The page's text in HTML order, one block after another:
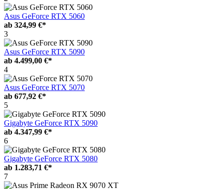
Asus GeForce RTX 5060
ab 324,99 €*
3
Asus GeForce RTX 5090
ab 4.499,00 €*
4
Asus GeForce RTX 5070
ab 677,92 €*
5
Gigabyte GeForce RTX 5090
ab 4.347,99 €*
6
Gigabyte GeForce RTX 5080
ab 1.283,71 €*
7